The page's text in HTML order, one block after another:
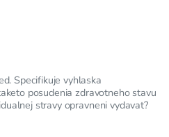
Specifikuje vyhlaska
posudenia zdravotneho stavu
stravy opravneni vydavat?